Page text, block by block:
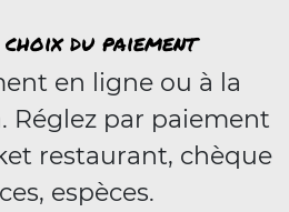
du paiement
en ligne ou à la
Réglez par paiement
restaurant, chèque
espèces.